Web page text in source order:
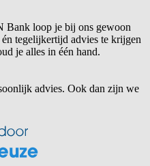
Bank loop je bij ons gewoon
tegelijkertijd advies te krijgen
je alles in één hand.
advies. Ook dan zijn we